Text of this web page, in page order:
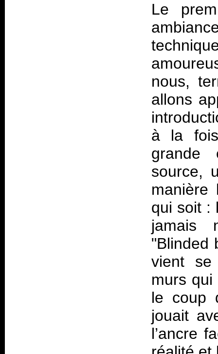
Le
nous,
allons
à la
grande
source,
manière
qui soit :
jamais
"Blinded
vient se
murs
le coup
jouait
l’ancre